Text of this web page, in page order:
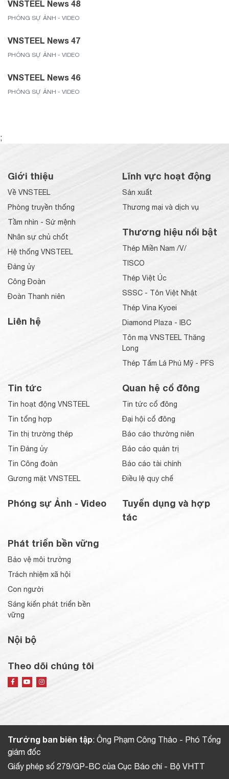
VNSTEEL News 48
PHÓNG SỰ ẢNH - VIDEO
VNSTEEL News 47
PHÓNG SỰ ẢNH - VIDEO
VNSTEEL News 46
PHÓNG SỰ ẢNH - VIDEO
;
Giới thiệu
Về VNSTEEL
Phòng truyền thống
Tầm nhìn - Sứ mệnh
Nhân sự chủ chốt
Hệ thống VNSTEEL
Đảng ủy
Công Đoàn
Đoàn Thanh niên
Liên hệ
Lĩnh vực hoạt động
Sản xuất
Thương mại và dịch vụ
Thương hiệu nổi bật
Thép Miền Nam /V/
TISCO
Thép Việt Úc
SSSC - Tôn Việt Nhật
Thép Vina Kyoei
Diamond Plaza - IBC
Tôn mạ VNSTEEL Thăng
Long
Thép Tấm Lá Phú Mỹ - PFS
Tin tức
Tin hoạt động VNSTEEL
Tin tổng hợp
Tin thị trường thép
Tin Đảng ủy
Tin Công đoàn
Gương mặt VNSTEEL
Phóng sự Ảnh - Video
Quan hệ cổ đông
Tin tức cổ đông
Đại hội cổ đông
Báo cáo thường niên
Báo cáo quản trị
Báo cáo tài chính
Điều lệ quy chế
Tuyển dụng và hợp
tác
Phát triển bền vững
Bảo vệ môi trường
Trách nhiệm xã hội
Con người
Sáng kiến phát triển bền
vững
Nội bộ
Theo dõi chúng tôi
Trưởng ban biên tập: Ông Phạm Công Thảo - Phó Tổng
giám đốc
Giấy phép số 279/GP-BC của Cục Báo chí - Bộ VHTT